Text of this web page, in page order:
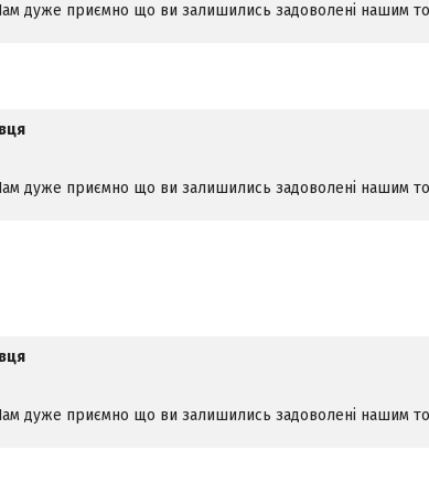
дуже приємно що ви залишились задоволені нашим
дуже приємно що ви залишились задоволені нашим
дуже приємно що ви залишились задоволені нашим